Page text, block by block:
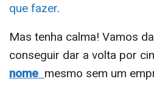
que fazer.
Mas tenha calma! Vamos
conseguir dar a volta por
nome mesmo sem um